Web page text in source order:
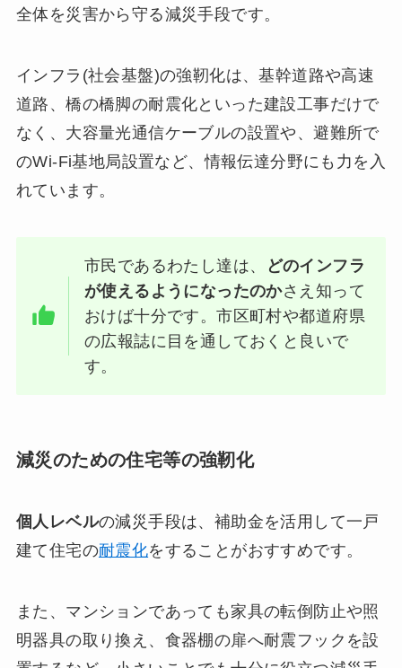
全体を災害から守る減災手段です。
インフラ(社会基盤)の強靭化は、基幹道路や高速
道路、橋の橋脚の耐震化といった建設工事だけで
なく、大容量光通信ケーブルの設置や、避難所で
のWi-Fi基地局設置など、情報伝達分野にも力を入
れています。
市民であるわたし達は、
どのインフラ
が使えるようになったのかさえ知って
おけば十分です。市区町村や都道府県
の広報誌に目を通しておくと良いで
す。
減災のための住宅等の強靭化
個人レベルの減災手段は、補助金を活用して一戸
建て住宅の耐震化をすることがおすすめです。
また、マンションであっても家具の転倒防止や照
明器具の取り換え、食器棚の扉へ耐震フックを設